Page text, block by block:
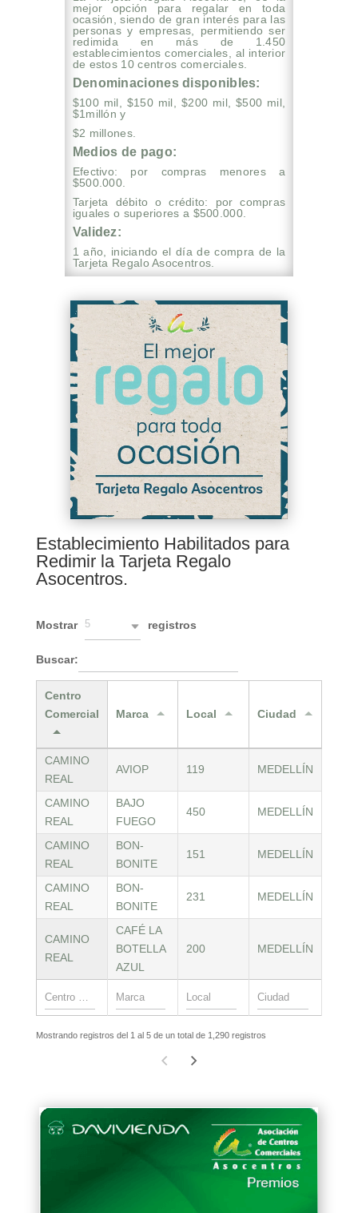
mejor opción para regalar en toda
ocasión, siendo de gran interés para las
personas y empresas, permitiendo ser
redimida en más de 1.450
establecimientos comerciales, al interior
de estos 10 centros comerciales.
Denominaciones disponibles:
$100 mil, $150 mil, $200 mil, $500 mil,
$1millón y
$2 millones.
Medios de pago:
Efectivo: por compras menores a
$500.000.
Tarjeta débito o crédito: por compras
iguales o superiores a $500.000.
Validez:
1 año, iniciando el día de compra de la
Tarjeta Regalo Asocentros.
Establecimiento Habilitados para
Redimir la Tarjeta Regalo
Asocentros.
Mostrar 5 registros
Buscar:
Centro
Comercial
Marca Local Ciudad
CAMINO
REAL
AVIOP 119 MEDELLÍN
CAMINO
REAL
BAJO
FUEGO
450 MEDELLÍN
CAMINO
REAL
BON-
BONITE
151 MEDELLÍN
CAMINO
REAL
BON-
BONITE
231 MEDELLÍN
CAMINO
REAL
CAFÉ LA
BOTELLA
AZUL
200 MEDELLÍN
Mostrando registros del 1 al 5 de un total de 1,290 registros